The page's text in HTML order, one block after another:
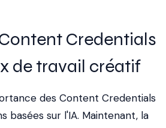
Credentials
de travail créatif
des Content Credentials
basées sur l'IA. Maintenant, la